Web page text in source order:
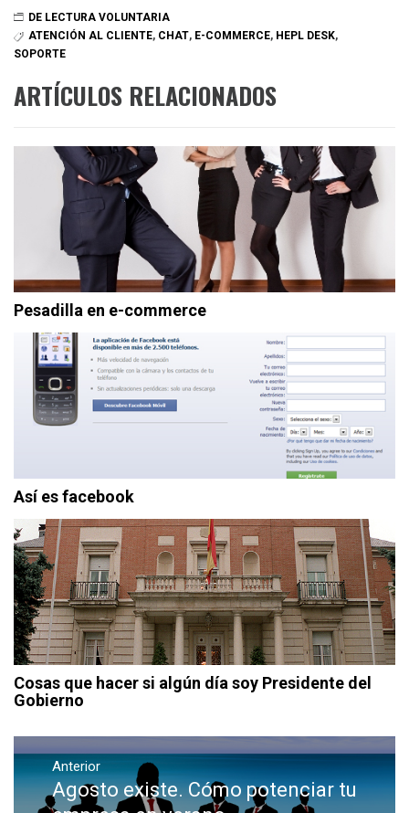
DE LECTURA VOLUNTARIA
ATENCIÓN AL CLIENTE, CHAT, E-COMMERCE, HEPL DESK,
SOPORTE
ARTÍCULOS RELACIONADOS
Pesadilla en e-commerce
Así es facebook
Cosas que hacer si algún día soy Presidente del
Gobierno
Navegación
de
entradas
Anterior
Entrada
anterior:
Agosto existe. Cómo potenciar tu